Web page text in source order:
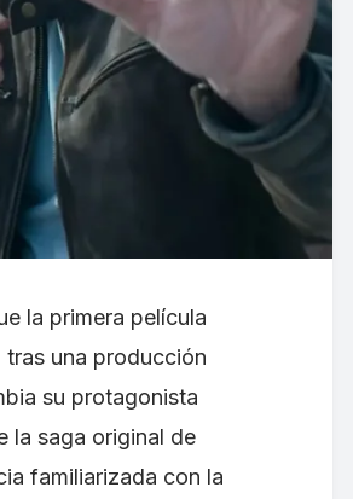
la primera película
una producción
su protagonista
la saga original de
familiarizada con la